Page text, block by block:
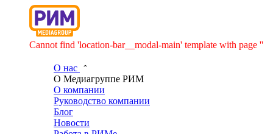
Cannot find 'location-bar__modal-main' template with page ''
О нас
О Медиагруппе РИМ
О компании
Руководство компании
Блог
Новости